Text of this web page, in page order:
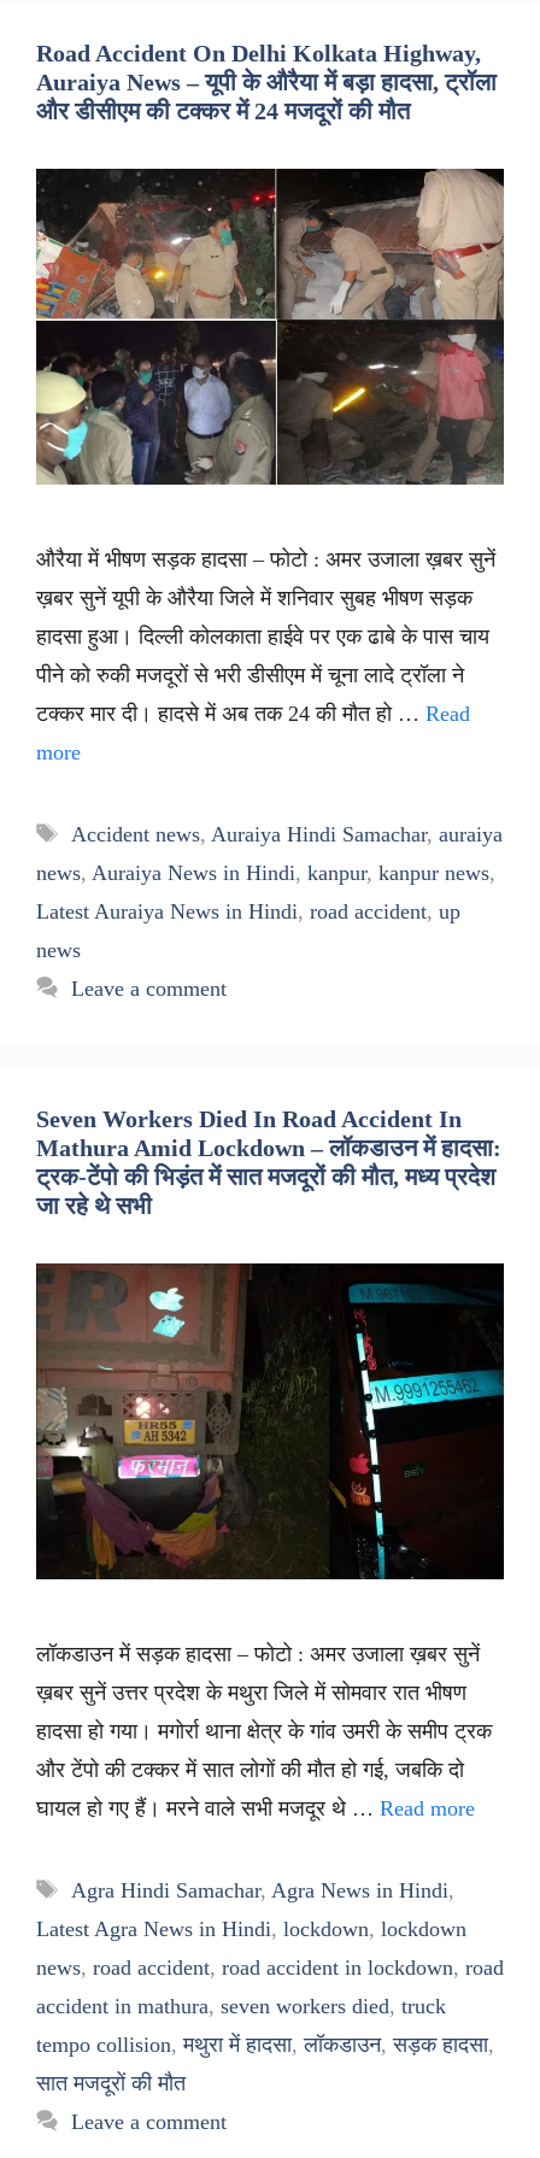
Road Accident On Delhi Kolkata Highway,
Auraiya News – यूपी के औरैया में बड़ा हादसा, ट्रॉला
और डीसीएम की टक्कर में 24 मजदूरों की मौत
औरैया में भीषण सड़क हादसा – फोटो : अमर उजाला ख़बर सुनें
ख़बर सुनें यूपी के औरैया जिले में शनिवार सुबह भीषण सड़क
हादसा हुआ। दिल्ली कोलकाता हाईवे पर एक ढाबे के पास चाय
पीने को रुकी मजदूरों से भरी डीसीएम में चूना लादे ट्रॉला ने
टक्कर मार दी। हादसे में अब तक 24 की मौत हो … Read
more
Tags
Accident news, Auraiya Hindi Samachar, auraiya
news, Auraiya News in Hindi, kanpur, kanpur news,
Latest Auraiya News in Hindi, road accident, up
news
Leave a comment
Seven Workers Died In Road Accident In
Mathura Amid Lockdown – लॉकडाउन में हादसा:
ट्रक-टेंपो की भिड़ंत में सात मजदूरों की मौत, मध्य प्रदेश
जा रहे थे सभी
लॉकडाउन में सड़क हादसा – फोटो : अमर उजाला ख़बर सुनें
ख़बर सुनें उत्तर प्रदेश के मथुरा जिले में सोमवार रात भीषण
हादसा हो गया। मगोर्रा थाना क्षेत्र के गांव उमरी के समीप ट्रक
और टेंपो की टक्कर में सात लोगों की मौत हो गई, जबकि दो
घायल हो गए हैं। मरने वाले सभी मजदूर थे … Read more
Tags
Agra Hindi Samachar, Agra News in Hindi,
Latest Agra News in Hindi, lockdown, lockdown
news, road accident, road accident in lockdown, road
accident in mathura, seven workers died, truck
tempo collision,मथुरा में हादसा,लॉकडाउन,सड़क हादसा,
सात मजदूरों की मौत
Leave a comment